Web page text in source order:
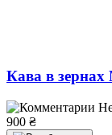
Кава в зернах
900 ₴